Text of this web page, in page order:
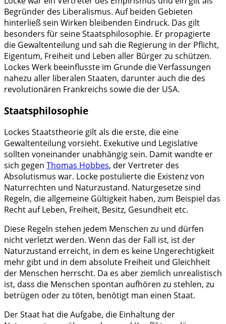
Begründer des Liberalismus. Auf beiden Gebieten
hinterließ sein Wirken bleibenden Eindruck. Das gilt
besonders für seine Staatsphilosophie. Er propagierte
die Gewaltenteilung und sah die Regierung in der Pflicht,
Eigentum, Freiheit und Leben aller Bürger zu schützen.
Lockes Werk beeinflusste im Grunde die Verfassungen
nahezu aller liberalen Staaten, darunter auch die des
revolutionären Frankreichs sowie die der USA.
Staatsphilosophie
Lockes Staatstheorie gilt als die erste, die eine
Gewaltenteilung vorsieht. Exekutive und Legislative
sollten voneinander unabhängig sein. Damit wandte er
sich gegen Thomas Hobbes, der Vertreter des
Absolutismus war. Locke postulierte die Existenz von
Naturrechten und Naturzustand. Naturgesetze sind
Regeln, die allgemeine Gültigkeit haben, zum Beispiel das
Recht auf Leben, Freiheit, Besitz, Gesundheit etc.
Diese Regeln stehen jedem Menschen zu und dürfen
nicht verletzt werden. Wenn das der Fall ist, ist der
Naturzustand erreicht, in dem es keine Ungerechtigkeit
mehr gibt und in dem absolute Freiheit und Gleichheit
der Menschen herrscht. Da es aber ziemlich unrealistisch
ist, dass die Menschen spontan aufhören zu stehlen, zu
betrügen oder zu töten, benötigt man einen Staat.
Der Staat hat die Aufgabe, die Einhaltung der